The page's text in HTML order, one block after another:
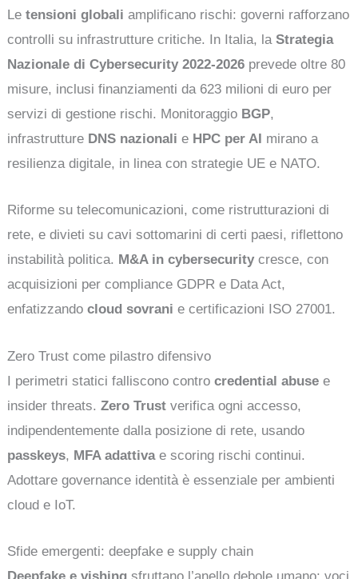
Letensioni globali amplificano rischi: governi rafforzano
controlli su infrastrutture critiche. In Italia, laStrategia
Nazionale di Cybersecurity 2022-2026 prevede oltre 80
misure, inclusi finanziamenti da 623 milioni di euro per
servizi di gestione rischi. Monitoraggio BGP,
infrastrutture DNS nazionali e HPC per AI mirano a
resilienza digitale, in linea con strategie UE e NATO.
Riforme su telecomunicazioni, come ristrutturazioni di
rete, e divieti su cavi sottomarini di certi paesi, riflettono
instabilità politica. M&A in cybersecurity cresce, con
acquisizioni per compliance GDPR e Data Act,
enfatizzandocloud sovrani e certificazioni ISO 27001.
Zero Trust come pilastro difensivo
I perimetri statici falliscono controcredential abuse e
insider threats.Zero Trust verifica ogni accesso,
indipendentemente dalla posizione di rete, usando
passkeys, MFA adattivae scoring rischi continui.
Adottare governance identità è essenziale per ambienti
cloud e IoT.
Sfide emergenti: deepfake e supply chain